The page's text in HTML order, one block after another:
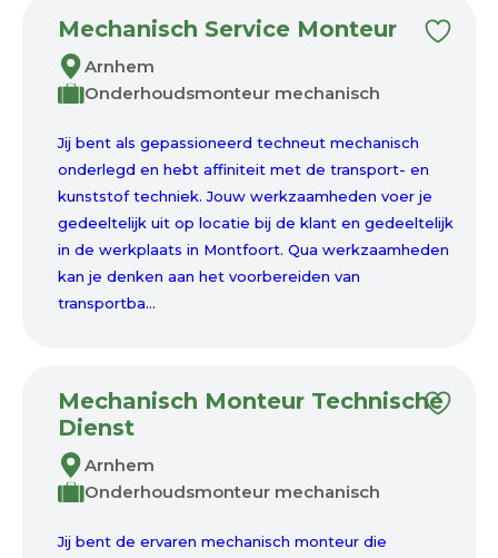
Mechanisch Service Monteur
Arnhem
Onderhoudsmonteur mechanisch
Jij bent als gepassioneerd techneut mechanisch
onderlegd en hebt affiniteit met de transport- en
kunststof techniek. Jouw werkzaamheden voer je
gedeeltelijk uit op locatie bij de klant en gedeeltelijk
in de werkplaats in Montfoort. Qua werkzaamheden
kan je denken aan het voorbereiden van
transportba...
Mechanisch Monteur Technische
Dienst
Arnhem
Onderhoudsmonteur mechanisch
Jij bent de ervaren mechanisch monteur die